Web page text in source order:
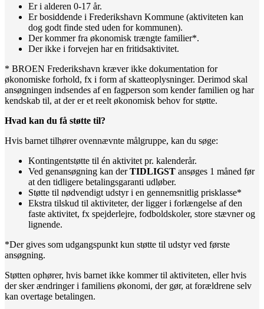
Er i alderen 0-17 år.
Er bosiddende i Frederikshavn Kommune (aktiviteten kan
dog godt finde sted uden for kommunen).
Der kommer fra økonomisk trængte familier*.
Der ikke i forvejen har en fritidsaktivitet.
* BROEN Frederikshavn kræver ikke dokumentation for
økonomiske forhold, fx i form af skatteoplysninger. Derimod skal
ansøgningen indsendes af en fagperson som kender familien og har
kendskab til, at der er et reelt økonomisk behov for støtte.
Hvad kan du få støtte til?
Hvis barnet tilhører ovennævnte målgruppe, kan du søge:
Kontingentstøtte til én aktivitet pr. kalenderår.
Ved genansøgning kan derTIDLIGST ansøges 1 måned før
at den tidligere betalingsgaranti udløber.
Støtte til nødvendigt udstyr i en gennemsnitlig prisklasse*
Ekstra tilskud til aktiviteter, der ligger i forlængelse af den
faste aktivitet, fx spejderlejre, fodboldskoler, store stævner og
lignende.
*Der gives som udgangspunkt kun støtte til udstyr ved første
ansøgning.
Støtten ophører, hvis barnet ikke kommer til aktiviteten, eller hvis
der sker ændringer i familiens økonomi, der gør, at forældrene selv
kan overtage betalingen.